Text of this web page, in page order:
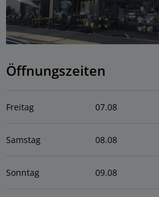
Öffnungszeiten
Freitag 07.08
Samstag 08.08
Sonntag 09.08